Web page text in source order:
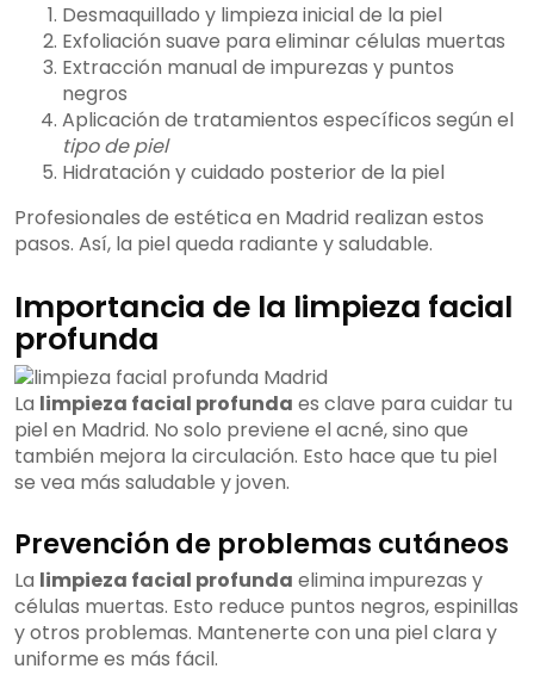
Desmaquillado y limpieza inicial de la piel
Exfoliación suave para eliminar células muertas
Extracción manual de impurezas y puntos
negros
Aplicación de tratamientos específicos según el
tipo de piel
Hidratación y cuidado posterior de la piel
Profesionales de estética en Madrid realizan estos
pasos. Así, la piel queda radiante y saludable.
Importancia de la limpieza facial
profunda
La limpieza facial profunda es clave para cuidar tu
piel en Madrid. No solo previene el acné, sino que
también mejora la circulación. Esto hace que tu piel
se vea más saludable y joven.
Prevención de problemas cutáneos
La limpieza facial profunda elimina impurezas y
células muertas. Esto reduce puntos negros, espinillas
y otros problemas. Mantenerte con una piel clara y
uniforme es más fácil.